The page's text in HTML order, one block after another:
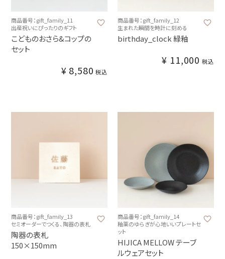
商品番号：gift_family_11
出産祝いにぴったりのギフト
こどものおさら&コップの
セット
¥ 8,580 税込
商品番号：gift_family_12
生まれた瞬間を時計に刻める
birthday_clock 緑釉
¥ 11,000 税込
商品番号：gift_family_13
セミオーダーでつくる、陶器の表札
陶器の表札
150×150mm
商品番号：gift_family_14
釉薬のゆらぎが心地いいプレートセ
ット
HIJICA MELLOW テーブ
ルウェアセット